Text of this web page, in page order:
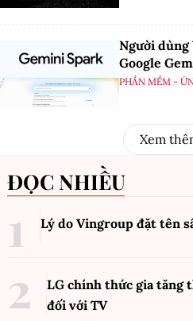
Người
Google
PHẦN MỀM -
Xem
ĐỌC NHIỀU
Lý do Vingroup đặt tên
LG chính thức gia tăng
đối với TV